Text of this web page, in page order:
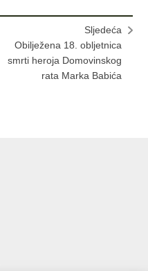
Sljedeća
Obilježena 18. obljetnica
smrti heroja Domovinskog
rata Marka Babića